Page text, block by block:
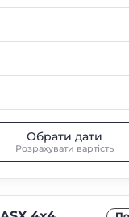
Обрати дати
Розрахувати вартість